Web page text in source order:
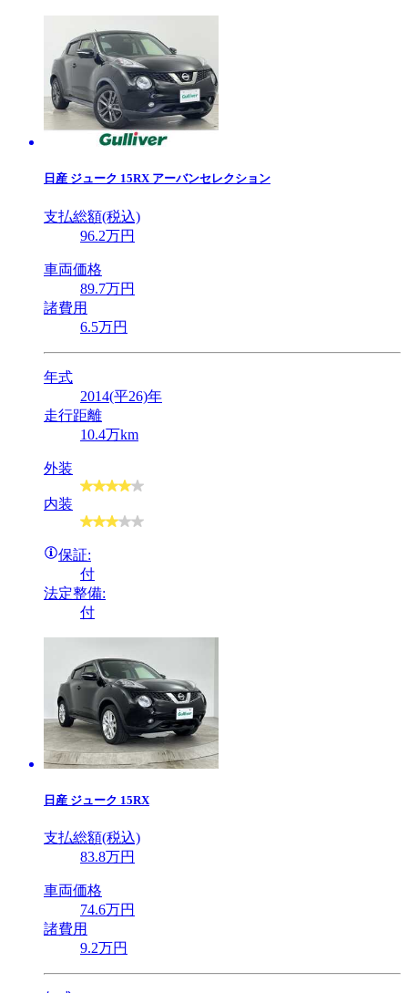
日産 ジューク 15RX アーバンセレクション
支払総額(税込)
96.2万円
車両価格
89.7万円
諸費用
6.5万円
年式
2014(平26)年
走行距離
10.4万km
外装
内装
保証:
付
法定整備:
付
日産 ジューク 15RX
支払総額(税込)
83.8万円
車両価格
74.6万円
諸費用
9.2万円